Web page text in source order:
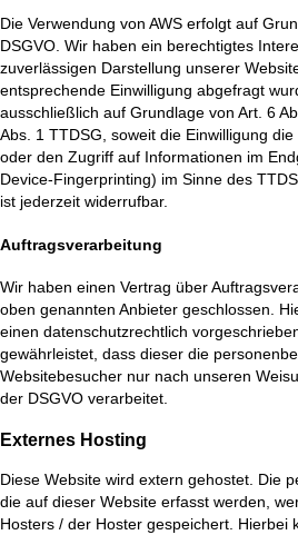
Die Verwendung von AWS erfolgt auf
DSGVO. Wir haben ein berechtigtes
zuverlässigen Darstellung unserer
entsprechende Einwilligung abgefragt
ausschließlich auf Grundlage von Art. 6
Abs. 1 TTDSG, soweit die Einwilligung
oder den Zugriff auf Informationen im
Device-Fingerprinting) im Sinne des
ist jederzeit widerrufbar.
Auftragsverarbeitung
Wir haben einen Vertrag über
oben genannten Anbieter geschlossen.
einen datenschutzrechtlich
gewährleistet, dass dieser die
Websitebesucher nur nach unseren
der DSGVO verarbeitet.
Externes Hosting
Diese Website wird extern gehostet. Die
die auf dieser Website erfasst werden,
Hosters / der Hoster gespeichert. Hierbei